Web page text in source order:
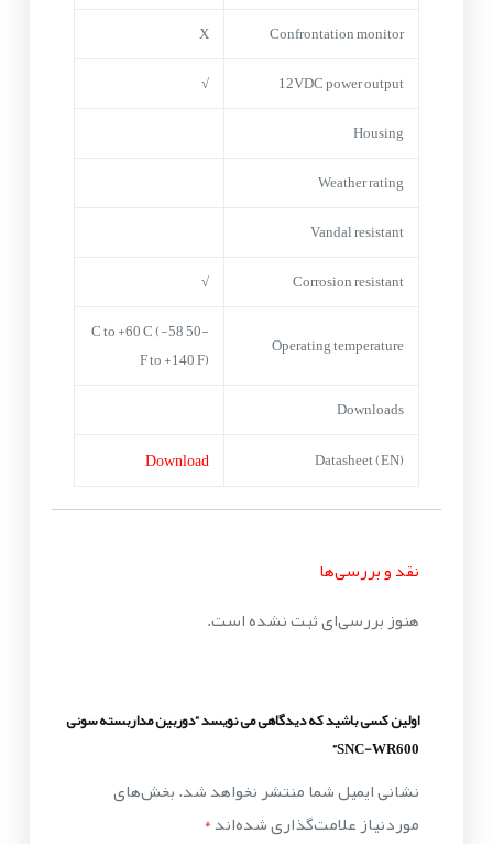
Confrontation monitor
X
12VDC power output
√
Housing
Weather rating
Vandal resistant
Corrosion resistant
√
Operating temperature
-50 C to +60 C (-58
F to +140 F)
Downloads
Datasheet (EN)
Download
نقد و بررسی‌ها
هنوز بررسی‌ای ثبت نشده است.
اولین کسی باشید که دیدگاهی می نویسد “دوربین مداربسته سونی
SNC-WR600”
نشانی ایمیل شما منتشر نخواهد شد.بخش‌های
موردنیاز علامت‌گذاری شده‌اند*